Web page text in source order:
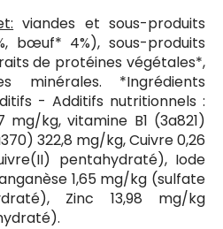
viandes et sous-produits
bœuf* 4%), sous-produits
de protéines végétales*,
minérales. *Ingrédients
- Additifs nutritionnels :
kg, vitamine B1 (3a821)
322,8 mg/kg, Cuivre 0,26
pentahydraté), Iode
1,65 mg/kg (sulfate
Zinc 13,98 mg/kg